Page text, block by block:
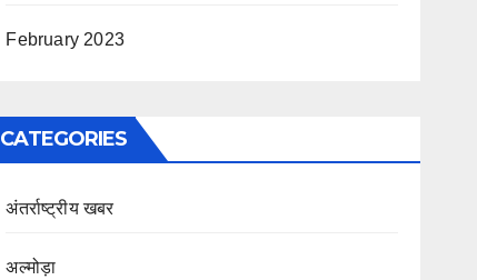
February 2023
CATEGORIES
अंतर्राष्ट्रीय खबर
अल्मोड़ा